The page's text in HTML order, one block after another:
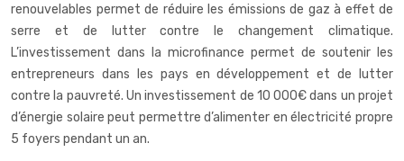
renouvelables permet de réduire les émissions de gaz à effet de
serre et de lutter contre le changement climatique.
L’investissement dans la microfinance permet de soutenir les
entrepreneurs dans les pays en développement et de lutter
contre la pauvreté. Un investissement de 10 000€ dans un projet
d’énergie solaire peut permettre d’alimenter en électricité propre
5 foyers pendant un an.